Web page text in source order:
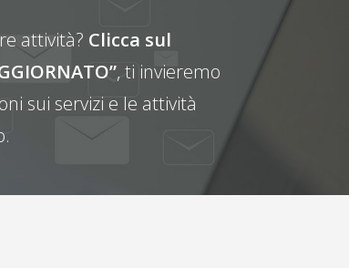
attività? Clicca sul
, ti invieremo
sui servizi e le attività